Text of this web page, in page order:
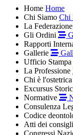
Home Home
Chi Siamo Chi
La Federazione
Gli Ordini
Rapporti
Gallerie
Ufficio Stampa
La Professione
Chi è l'ostetrica
Excursus
Normative
Consulenza
Codice
Atti dei
Congressi